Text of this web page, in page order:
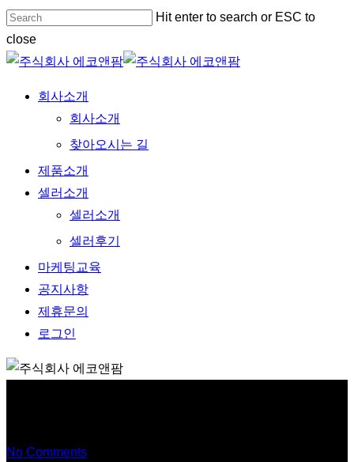
Skip
to
main
Hit enter to search or ESC to
close
Close
Menu
회사소개
회사소개
찾아오시는 길
제품소개
셀러소개
셀러소개
셀러후기
마케팅교육
공지사항
제휴문의
로그인
No Comments